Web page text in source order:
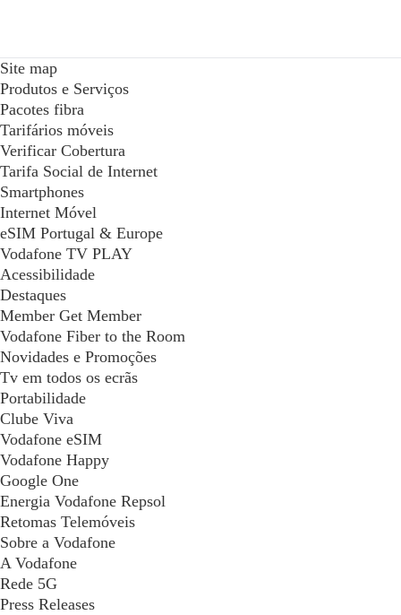
Site map
Produtos e Serviços
Pacotes fibra
Tarifários móveis
Verificar Cobertura
Tarifa Social de Internet
Smartphones
Internet Móvel
eSIM Portugal & Europe
Vodafone TV PLAY
Acessibilidade
Destaques
Member Get Member
Vodafone Fiber to the Room
Novidades e Promoções
Tv em todos os ecrãs
Portabilidade
Clube Viva
Vodafone eSIM
Vodafone Happy
Google One
Energia Vodafone Repsol
Retomas Telemóveis
Sobre a Vodafone
A Vodafone
Rede 5G
Press Releases